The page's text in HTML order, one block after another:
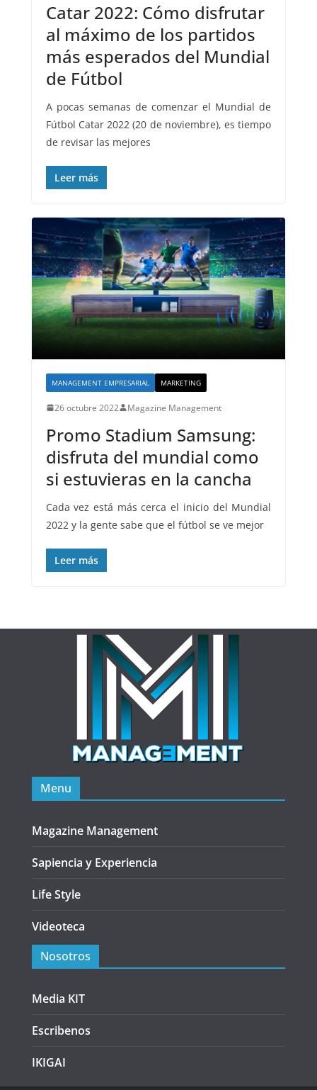
Catar 2022: Cómo disfrutar
al máximo de los partidos
más esperados del Mundial
de Fútbol
A pocas semanas de comenzar el Mundial de
Fútbol Catar 2022 (20 de noviembre), es tiempo
de revisar las mejores
Leer más
MANAGEMENT EMPRESARIAL MARKETING
26 octubre 2022 Magazine Management
Promo Stadium Samsung:
disfruta del mundial como
si estuvieras en la cancha
Cada vez está más cerca el inicio del Mundial
2022 y la gente sabe que el fútbol se ve mejor
Leer más
Menu
Magazine Management
Sapiencia y Experiencia
Life Style
Videoteca
Nosotros
Media KIT
Escribenos
IKIGAI